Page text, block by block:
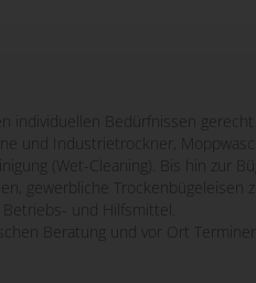
individuellen Bedürfnissen gerecht
und Industrietrockner,
(Wet-Cleaning). Bis hin zur
gewerbliche
und Hilfsmittel.
Beratung und vor Ort